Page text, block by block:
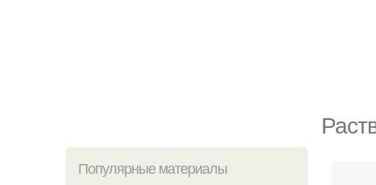
Популярные материалы